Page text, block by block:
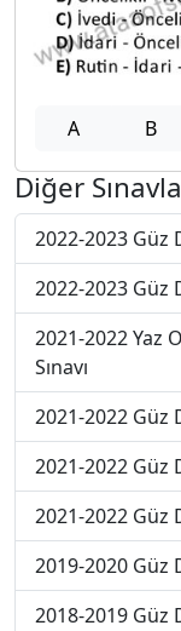
A B
Diğer
2022-2023 Güz
2022-2023 Güz
2021-2022 Yaz
Sınavı
2021-2022 Güz
2021-2022 Güz
2021-2022 Güz
2019-2020 Güz
2018-2019 Güz